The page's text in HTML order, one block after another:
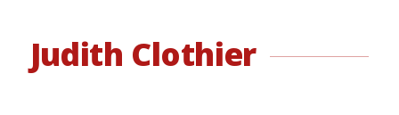
Judith Clothier